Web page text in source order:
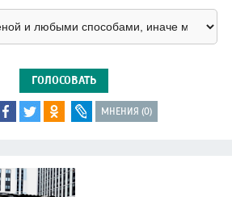
ГОЛОСОВАТЬ
МНЕНИЯ (0)